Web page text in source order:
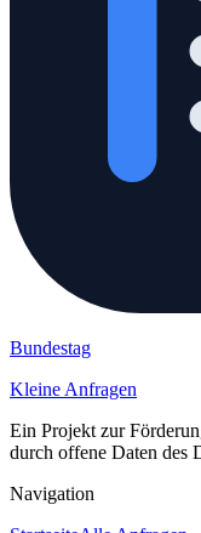
Bundestag
Kleine Anfragen
Ein Projekt zur
durch offene Daten des
Navigation